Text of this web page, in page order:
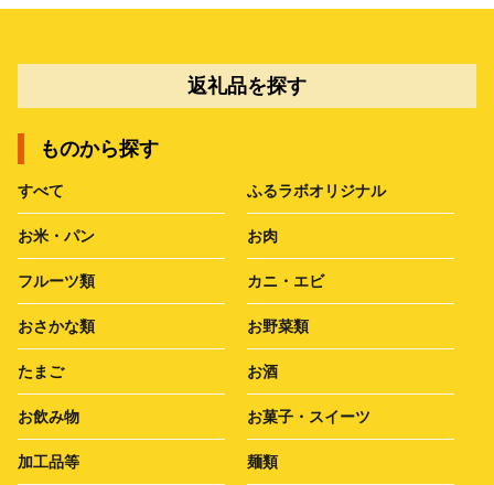
返礼品を探す
ものから探す
すべて ふるラボオリジナル
お米・パン お肉
フルーツ類 カニ・エビ
おさかな類 お野菜類
たまご お酒
お飲み物 お菓子・スイーツ
加工品等 麺類